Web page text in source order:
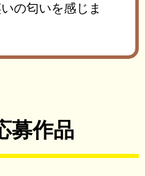
の匂いを感じま
募作品